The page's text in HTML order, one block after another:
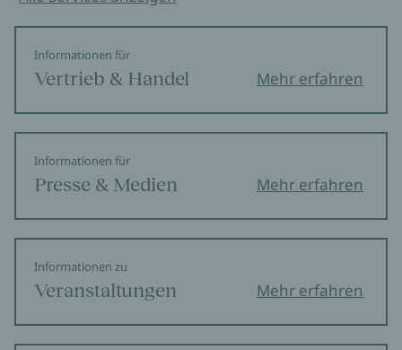
Informationen für
Vertrieb & Handel Mehr erfahren
Informationen für
Presse & Medien Mehr erfahren
Informationen zu
Veranstaltungen Mehr erfahren